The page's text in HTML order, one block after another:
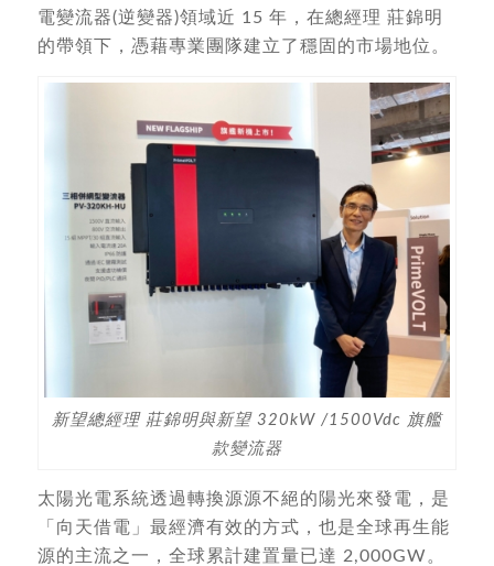
電變流器(逆變器)領域近 15 年，在總經理 莊錦明
的帶領下，憑藉專業團隊建立了穩固的市場地位。
新望總經理 莊錦明與新望 320kW /1500Vdc 旗艦
款變流器
太陽光電系統透過轉換源源不絕的陽光來發電，是
「向天借電」最經濟有效的方式，也是全球再生能
源的主流之一，全球累計建置量已達 2,000GW。